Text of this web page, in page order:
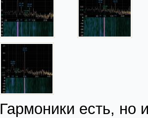
Гармоники есть, но